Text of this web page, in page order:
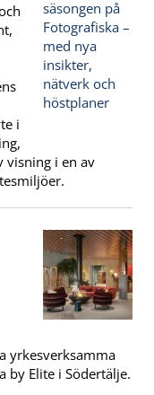
i
visning i en av
yrkesverksamma
by Elite i Södertälje.